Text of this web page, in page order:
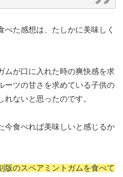
べた感想は、たしかに美味しく
ムが口に入れた時の爽快感を求
ーツの甘さを求めている子供の
ないと思ったのです。
今食べれば美味しいと感じるか
版のスペアミントガムを食べて